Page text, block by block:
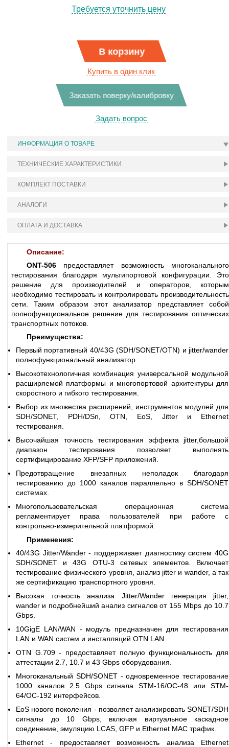
Требуется уточнить цену
В корзину
Купить в один клик
Заказать поверку/калибровку
Задать вопрос
ИНФОРМАЦИЯ О ТОВАРЕ
ТЕХНИЧЕСКИЕ ХАРАКТЕРИСТИКИ
КОМПЛЕКТ ПОСТАВКИ
АНАЛОГИ
ОПЛАТА И ДОСТАВКА
Описание:
ONT-506 предоставляет возможность многоканального
тестирования благодаря мультипортовой конфигурации. Это
решение для производителей и операторов, которым
необходимо тестировать и контролировать производительность
сети. Таким образом этот анализатор представляет собой
полнофункциональное решение для тестирования оптических
транспортных потоков.
Преимущества:
Первый портативный 40/43G (SDH/SONET/OTN) и jitter/wander
полнофункциональный анализатор.
Высокотехнологичная комбинация универсальной модульной
расширяемой платформы и многопортовой архитектуры для
скоростного и гибкого тестирования.
Выбор из множества расширений, инструментов модулей для
SDH/SONET, PDH/DSn, OTN, EoS, Jitter и Ethernet
тестирования.
Высочайшая точность тестирования эффекта jitter,большой
диапазон тестирования позволяет выполнять
сертифицирование XFP/SFP приложений.
Предотвращение внезапных неполадок благодаря
тестированию до 1000 каналов параллельно в SDH/SONET
системах.
Многопользовательская операционная система
регламентирует права пользователей при работе с
контрольно-измерительной платформой.
Применения:
40/43G Jitter/Wander - поддерживает диагностику систем 40G
SDH/SONET и 43G OTU-3 сетевых элементов. Включает
тестирование физического уровня, анализ jitter и wander, а так
же сертификацию транспортного уровня.
Высокая точность анализа Jitter/Wander генерация jitter,
wander и подробнейший анализ сигналов от 155 Mbps до 10.7
Gbps.
10GigE LAN/WAN - модуль предназначен для тестирования
LAN и WAN систем и инсталляций OTN LAN.
OTN G.709 - предоставляет полную функциональность для
аттестации 2.7, 10.7 и 43 Gbps оборудования.
Многоканальный SDH/SONET - одновременное тестирование
1000 каналов 2.5 Gbps сигнала STM-16/OC-48 или STM-
64/OC-192 интерфейсов.
EoS нового поколения - позволяет анализировать SONET/SDH
сигналы до 10 Gbps, включая виртуальное каскадное
соединение, эмуляцию LCAS, GFP и Ethernet MAC трафик.
Ethernet - предоставляет возможность анализа Ethernet